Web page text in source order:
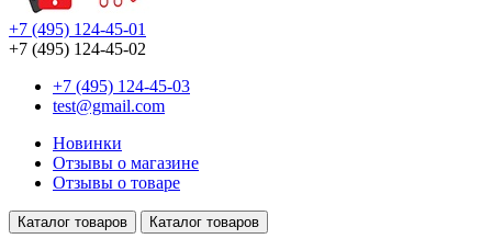
+7 (495) 124-45-01
+7 (495) 124-45-02
+7 (495) 124-45-03
test@gmail.com
Новинки
Отзывы о магазине
Отзывы о товаре
Каталог товаров Каталог товаров